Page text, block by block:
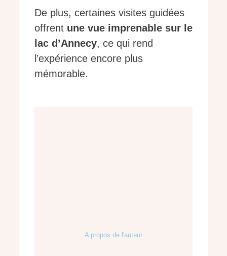
De plus, certaines visites guidées
offrent une vue imprenable sur le
lac d’Annecy, ce qui rend
l’expérience encore plus
mémorable.
A propos de l'auteur